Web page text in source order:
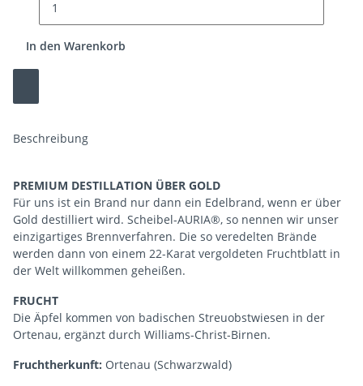
In den Warenkorb
Beschreibung
PREMIUM DESTILLATION ÜBER GOLD
Für uns ist ein Brand nur dann ein Edelbrand, wenn er über
Gold destilliert wird. Scheibel-AURIA®, so nennen wir unser
einzigartiges Brennverfahren. Die so veredelten Brände
werden dann von einem 22-Karat vergoldeten Fruchtblatt in
der Welt willkommen geheißen.
FRUCHT
Die Äpfel kommen von badischen Streuobstwiesen in der
Ortenau, ergänzt durch Williams-Christ-Birnen.
Fruchtherkunft: Ortenau (Schwarzwald)